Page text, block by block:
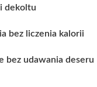
dekoltu
bez liczenia kalorii
bez udawania deseru